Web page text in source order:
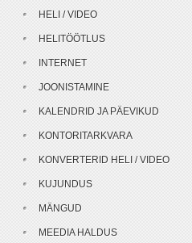
HELI / VIDEO
HELITÖÖTLUS
INTERNET
JOONISTAMINE
KALENDRID JA PÄEVIKUD
KONTORITARKVARA
KONVERTERID HELI / VIDEO
KUJUNDUS
MÄNGUD
MEEDIA HALDUS